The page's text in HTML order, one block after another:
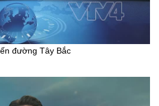
đường Tây Bắc